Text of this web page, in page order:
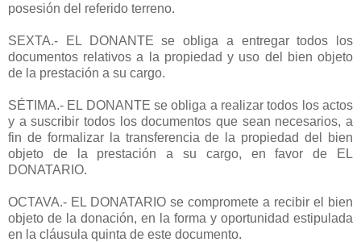
posesión del referido terreno.
SEXTA.- EL DONANTE se obliga a entregar todos los
documentos relativos a la propiedad y uso del bien objeto
de la prestación a su cargo.
SÉTIMA.- EL DONANTE se obliga a realizar todos los actos
y a suscribir todos los documentos que sean necesarios, a
fin de formalizar la transferencia de la propiedad del bien
objeto de la prestación a su cargo, en favor de EL
DONATARIO.
OCTAVA.- EL DONATARIO se compromete a recibir el bien
objeto de la donación, en la forma y oportunidad estipulada
en la cláusula quinta de este documento.